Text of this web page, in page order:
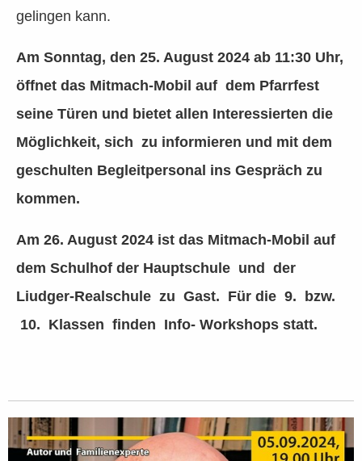
gelingen kann.
Am Sonntag, den 25. August 2024 ab 11:30 Uhr,
öffnet das Mitmach-Mobil auf dem Pfarrfest
seine Türen und bietet allen Interessierten die
Möglichkeit, sich zu informieren und mit dem
geschulten Begleitpersonal ins Gespräch zu
kommen.
Am 26. August 2024 ist das Mitmach-Mobil auf
dem Schulhof der Hauptschule und der
Liudger-Realschule zu Gast. Für die 9. bzw.
10. Klassen finden Info- Workshops statt.